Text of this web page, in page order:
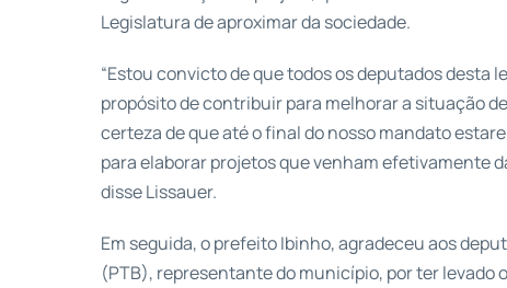
Legislatura de aproximar da sociedade.
“Estou convicto de que todos os deputados desta
propósito de contribuir para melhorar a situação
certeza de que até o final do nosso mandato
para elaborar projetos que venham efetivamente
disse Lissauer.
Em seguida, o prefeito Ibinho, agradeceu aos
(PTB), representante do município, por ter levado